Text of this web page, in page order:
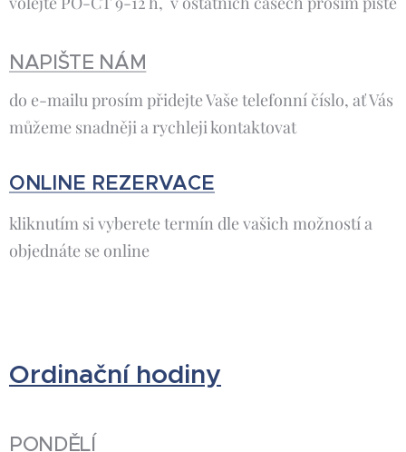
NAPIŠTE NÁM
do e-mailu prosím přidejte Vaše telefonní číslo, ať Vás
můžeme snadněji a rychleji kontaktovat
ONLINE REZERVACE
kliknutím si vyberete termín dle vašich možností a
objednáte se online
Ordinační hodiny
PONDĚLÍ